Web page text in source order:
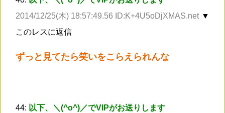
2014/12/25(木) 18:57:49.56 ID:K+4U5oDjXMAS.net ▼
このレスに返信
ずっと見てたら笑いをこらえられんな
44: 以下、＼(^o^)／でVIPがお送りします